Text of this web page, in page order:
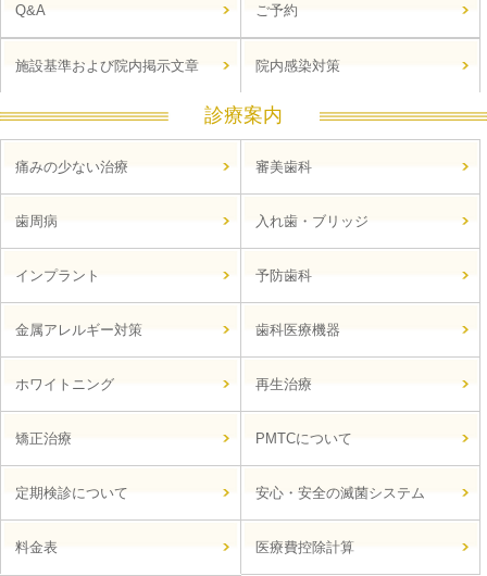
Q&A ご予約
施設基準および院内掲示文章 院内感染対策
診療案内
痛みの少ない治療 審美歯科
歯周病 入れ歯・ブリッジ
インプラント 予防歯科
金属アレルギー対策 歯科医療機器
ホワイトニング 再生治療
矯正治療 PMTCについて
定期検診について 安心・安全の滅菌システム
料金表 医療費控除計算